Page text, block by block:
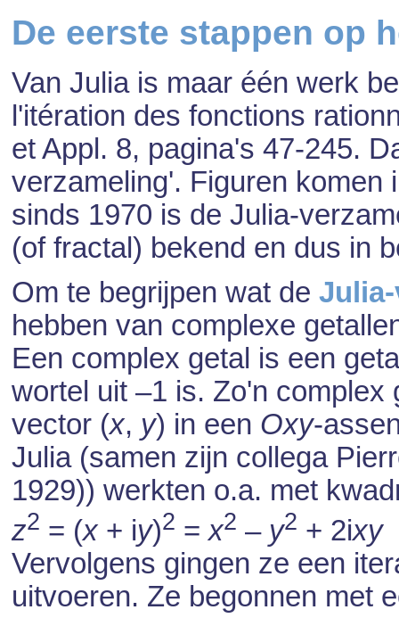
De eerste stappen op
Van Julia is maar één werk
l'itération des fonctions
et Appl. 8, pagina's 47-245.
verzameling'. Figuren komen
sinds 1970 is de Julia-
(of fractal) bekend en dus in
Om te begrijpen wat de
hebben van complexe
Een complex getal is een
wortel uit –1 is. Zo'n
vector (x, y) in een Oxy-
Julia (samen zijn collega
1929)) werkten o.a. met
z2 = (x+ iy)2 =x2 – y2 + 2ixy
Vervolgens gingen ze een
uitvoeren. Ze begonnen met